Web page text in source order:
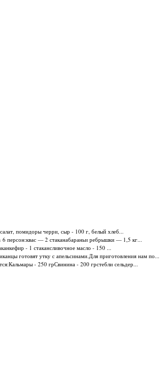
помидоры черри, сыр - 100 г, белый хлеб...
персон:квас — 2 стаканабараньи ребрышки — 1,5 кг...
- 1 стакансливочное масло - 150 ...
готовят утку с апельсинами.Для приготовления нам по...
- 250 грСвинина - 200 грстебли сельдер...